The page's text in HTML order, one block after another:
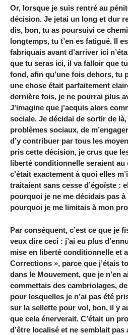
Or, lorsque je suis rentré au
décision. Je jetai un long et dur
dis, bon, tu as poursuivi ce
longtemps, tu t’en es fatigué. Il
fabriquais avant d’arriver ici
que tu seras ici, il va falloir que
fond, afin qu’une fois dehors, tu
une chose était parfaitement
dernière fois, je ne pourrai plus
J’imagine que j’acquis alors
sociale. Je décidai de sortir de là,
problèmes sociaux, de
d’y contribuer par tous les
pris cette décision, je crus que
liberté conditionnelle seraient au
c’était exactement à quoi elles
traitaient sans cesse d’égoïste :
pourquoi je ne me décidais pas à
pourquoi je me limitais à mon
Par conséquent, c’est ce que je
veux dire ceci : j’ai eu plus
mise en liberté conditionnelle et
Corrections », parce que j’étais
dans le Mouvement, que je n’en
commettais des cambriolages,
pour lesquelles je n’ai pas été
sur la sellette pour vol, bon, il y
que cela énerverait. C’était un
d’être localisé et ne semblait